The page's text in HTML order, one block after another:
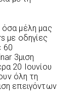
μέλη μας
με οδηγίες
60
3μιση
20 Ιουνίου
όλη τη
επειγόντων